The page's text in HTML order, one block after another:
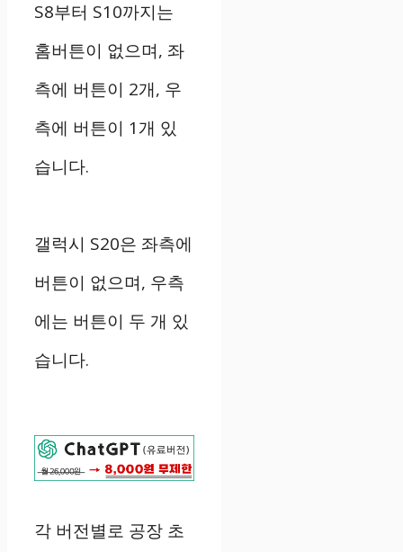
S8부터 S10까지는
홈버튼이 없으며, 좌
측에 버튼이 2개, 우
측에 버튼이 1개 있
습니다.
갤럭시 S20은 좌측에
버튼이 없으며, 우측
에는 버튼이 두 개 있
습니다.
각 버전별로 공장 초